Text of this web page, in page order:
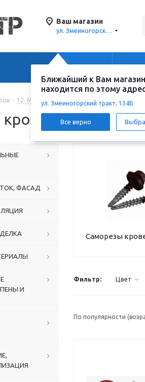
Ваш магазин
ул. Змеиногорский тракт, 134Б
Ближайший к Вам магазин
находится по этому
ул. Змеиногорский тракт, 134Б
Все верно
Акции
- 12. МЕТИЗЫ И КРЕПЕЖ - Саморезы,
Саморезы
Фильтр: Цвет
По популярности
ФАСАД
И